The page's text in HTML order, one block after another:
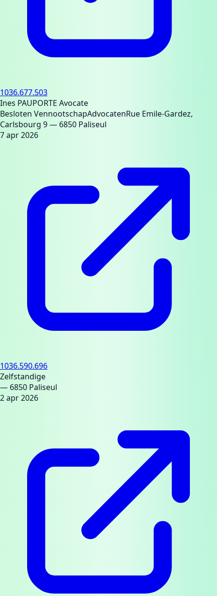
1036.677.503
Ines PAUPORTE Avocate
Besloten VennootschapAdvocatenRue Emile-Gardez,
Carlsbourg 9— 6850 Paliseul
7 apr 2026
1036.590.696
Zelfstandige
— 6850 Paliseul
2 apr 2026